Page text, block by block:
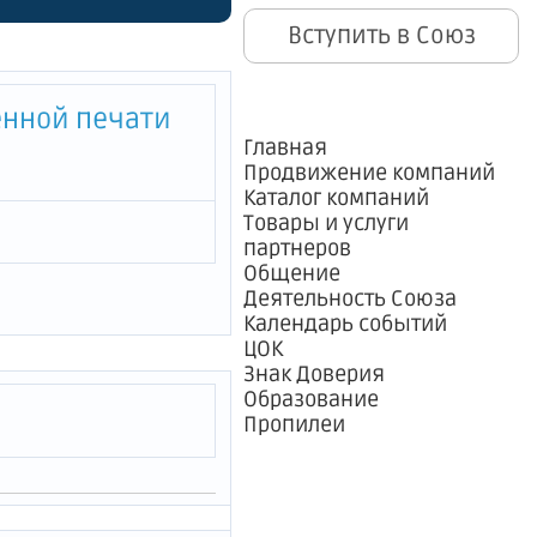
Вступить в Союз
Главная
Продвижение компаний
Каталог компаний
Товары и услуги
партнеров
Общение
Деятельность Союза
Календарь событий
ЦОК
Знак Доверия
Образование
Пропилеи
года
жилых
печати